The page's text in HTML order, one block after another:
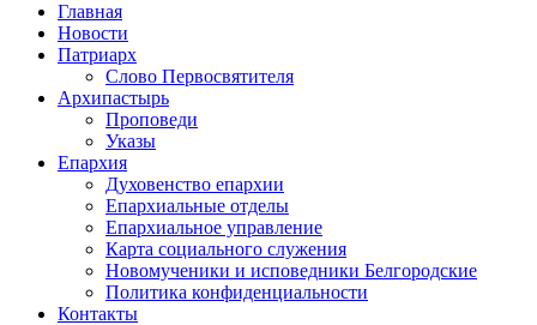
Главная
Новости
Патриарх
Слово Первосвятителя
Архипастырь
Проповеди
Указы
Епархия
Духовенство епархии
Епархиальные отделы
Епархиальное управление
Карта социального служения
Новомученики и исповедники Белгородские
Политика конфиденциальности
Контакты